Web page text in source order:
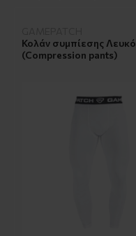
Κολάν συμπίεσης Λευκό
(Compression pants)